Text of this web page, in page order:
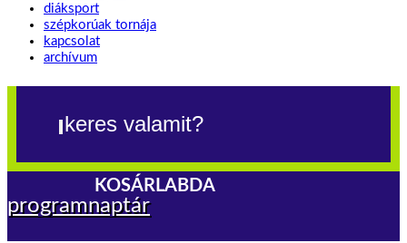
diáksport
szépkorúak tornája
kapcsolat
archívum
programnaptár
KOSÁRLABDA